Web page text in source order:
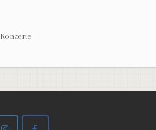
Konzerte